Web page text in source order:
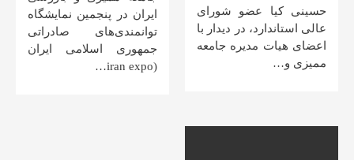
حسینی کیا عضو شورای
عالی استاندارد، در دیدار با
اعضای هیات مدیره جامعه
ممیزی و…
ایران در پنجمین نمایشگاه
توانمندی‌های صادراتی
جمهوری اسلامی ایران
(iran expo…